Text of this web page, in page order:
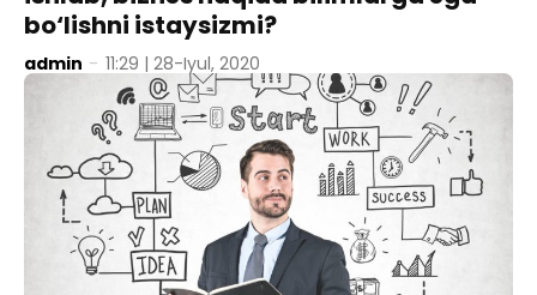
bo‘lishni istaysizmi?
admin - 11:29 | 28-Iyul, 2020